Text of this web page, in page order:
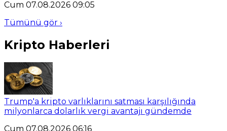
Cum 07.08.2026 09:05
Tümünü gör ›
Kripto Haberleri
Trump'a kripto varlıklarını satması karşılığında
milyonlarca dolarlık vergi avantajı gündemde
Cum 07.08.2026 06:16